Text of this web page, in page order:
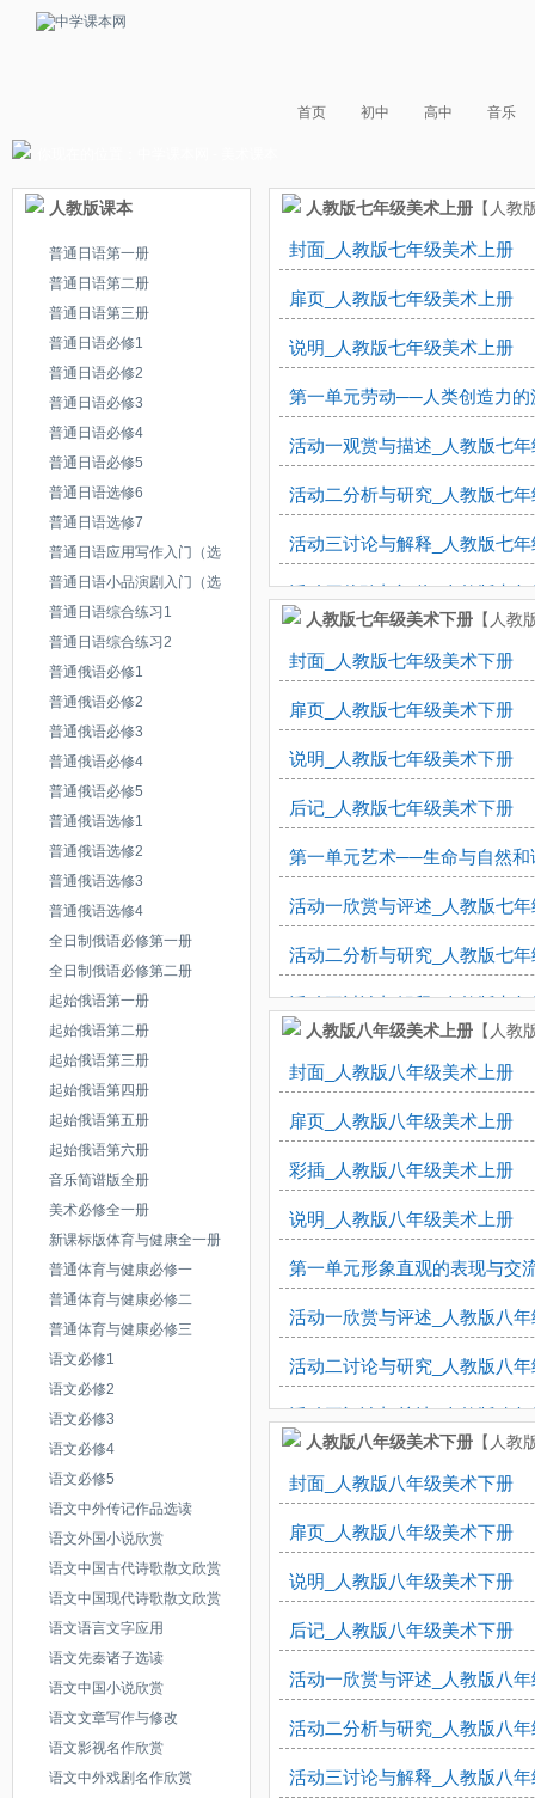
首页 初中 高中 音乐
人教版课本
普通日语第一册
普通日语第二册
普通日语第三册
普通日语必修1
普通日语必修2
普通日语必修3
普通日语必修4
普通日语必修5
普通日语选修6
普通日语选修7
普通日语应用写作入门（选修）
普通日语小品演剧入门（选修）
普通日语综合练习1
普通日语综合练习2
普通俄语必修1
普通俄语必修2
普通俄语必修3
普通俄语必修4
普通俄语必修5
普通俄语选修1
普通俄语选修2
普通俄语选修3
普通俄语选修4
全日制俄语必修第一册
全日制俄语必修第二册
起始俄语第一册
起始俄语第二册
起始俄语第三册
起始俄语第四册
起始俄语第五册
起始俄语第六册
音乐简谱版全册
美术必修全一册
新课标版体育与健康全一册
普通体育与健康必修一
普通体育与健康必修二
普通体育与健康必修三
语文必修1
语文必修2
语文必修3
语文必修4
语文必修5
语文中外传记作品选读
语文外国小说欣赏
语文中国古代诗歌散文欣赏
语文中国现代诗歌散文欣赏
语文语言文字应用
语文先秦诸子选读
语文中国小说欣赏
语文文章写作与修改
语文影视名作欣赏
语文中外戏剧名作欣赏
人教版七年级美术上册 【人教
封面_人教版七年级美术上册
扉页_人教版七年级美术上册
说明_人教版七年级美术上册
第一单元劳动──人类创造力的
活动一观赏与描述_人教版七
活动二分析与研究_人教版七
活动三讨论与解释_人教版七
活动四体验与评价_人教版七
活动一选材与构思_人教版七
活动二讨论与交流_人教版七
活动三表现与绘制_人教版七
活动一收集与交流_人教版七
活动二学习与练习_人教版七
活动三研究与设计_人教版七
第四单元我为校园添色彩（综
活动一设计与展示_人教版七
活动二研究与探索_人教版七
活动三尝试与评述_人教版七
第五单元实用又美观的生活用
人教版七年级美术下册 【人教
封面_人教版七年级美术下册
扉页_人教版七年级美术下册
说明_人教版七年级美术下册
后记_人教版七年级美术下册
第一单元艺术──生命与自然和
活动一欣赏与评述_人教版七
活动二分析与研究_人教版七
活动三讨论与解释_人教版七
活动二学习与练习──设计海报
活动三设计与展示──运动会
活动一设计制作请柬_人教版
活动二设计布置舞台_人教版
活动三制作道具表演_人教版
活动四总结评述_人教版七年
第五单元（欣赏·评述）视觉
人教版八年级美术上册 【人教
封面_人教版八年级美术上册
扉页_人教版八年级美术上册
彩插_人教版八年级美术上册
说明_人教版八年级美术上册
第一单元形象直观的表现与交
活动一欣赏与评述_人教版八
活动二讨论与研究_人教版八
活动三评论与总结_人教版八
人教版八年级美术下册 【人教
封面_人教版八年级美术下册
扉页_人教版八年级美术下册
说明_人教版八年级美术下册
后记_人教版八年级美术下册
活动一欣赏与评述_人教版八
活动二分析与研究_人教版八
活动三讨论与解释_人教版八